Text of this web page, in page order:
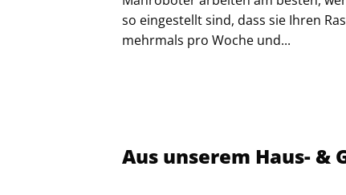
so eingestellt sind, dass sie Ihren
mehrmals pro Woche und...
Aus unserem Haus- &